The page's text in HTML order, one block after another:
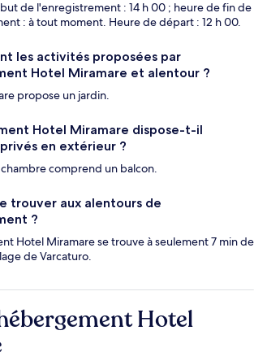
de l'enregistrement : 14 h 00 ; heure de fin de
: à tout moment. Heure de départ : 12 h 00.
les activités proposées par
Hotel Miramare et alentour ?
propose un jardin.
Hotel Miramare dispose-t-il
en extérieur ?
comprend un balcon.
trouver aux alentours de
?
Hotel Miramare se trouve à seulement 7 min de
de Varcaturo.
Hotel